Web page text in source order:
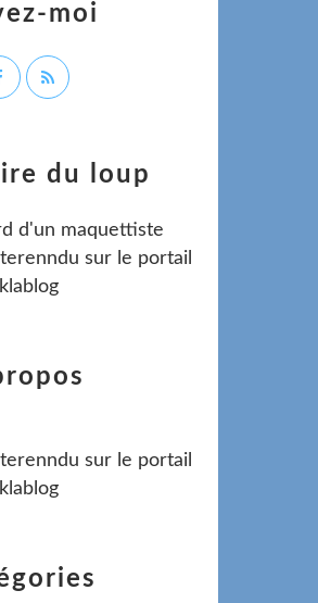
du loup
d'un maquettiste
sur le portail
moi
sur le portail